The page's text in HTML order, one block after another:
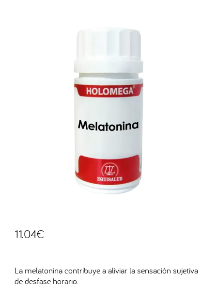
11.04€
La melatonina contribuye a aliviar la sensación sujetiva
de desfase horario.